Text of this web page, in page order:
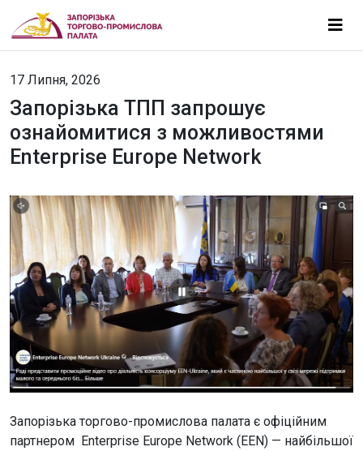
17 Липня, 2026
Запорізька ТПП запрошує
ознайомитися з можливостями
Enterprise Europe Network
Запорізька торгово-промислова палата є офіційним
партнером Enterprise Europe Network (EEN) — найбільшої